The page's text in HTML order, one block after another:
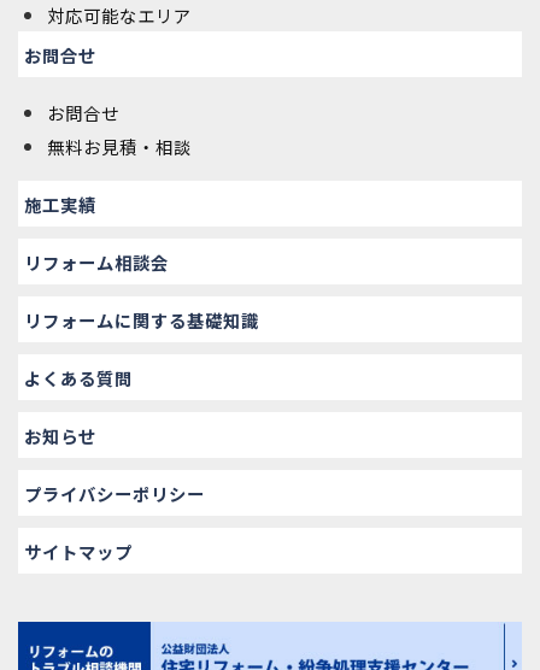
対応可能なエリア
お問合せ
お問合せ
無料お見積・相談
施工実績
リフォーム相談会
リフォームに関する基礎知識
よくある質問
お知らせ
プライバシーポリシー
サイトマップ